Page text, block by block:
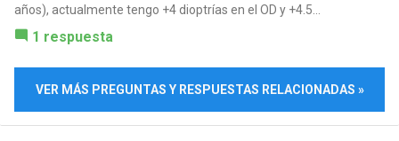
años), actualmente tengo +4 dioptrías en el OD y +4.5...
1 respuesta
VER MÁS PREGUNTAS Y RESPUESTAS RELACIONADAS »